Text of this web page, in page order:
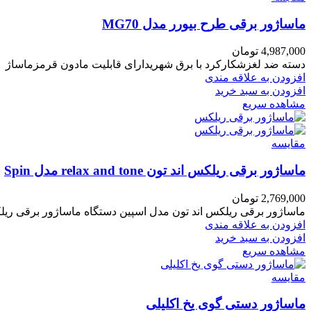
ماساژور برقی طرح بیورر مدل MG70
4,987,000 تومان
دسته ضد لغزشکارکرد با برق شهریدارای قابلیت مادون قرمزماساژ قابل تنظیم ولومیدارای 2 سری
افزودن به علاقه مندی
افزودن به سبد خرید
مشاهده سریع
مقایسه
ماساژور برقی ریلکس اند تون relax and tone مدل Spin
2,769,000 تومان
ماساژور برقی ریلکس اند تون مدل اسپین دستگاه ماساژور
افزودن به علاقه مندی
افزودن به سبد خرید
مشاهده سریع
مقایسه
ماساژور دستی گوی یخ اکلیلی